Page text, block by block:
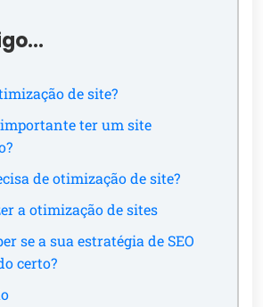
de site?
ter um site
de otimização de site?
a otimização de sites
se a sua estratégia de SEO
certo?